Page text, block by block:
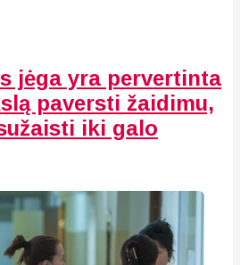
jėga yra pervertinta
paversti žaidimu,
iki galo